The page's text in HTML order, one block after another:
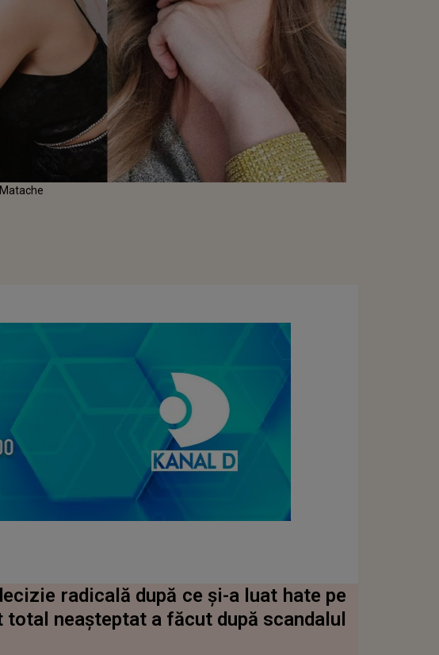
radicală după ce și-a luat hate pe
total neașteptat a făcut după scandalul